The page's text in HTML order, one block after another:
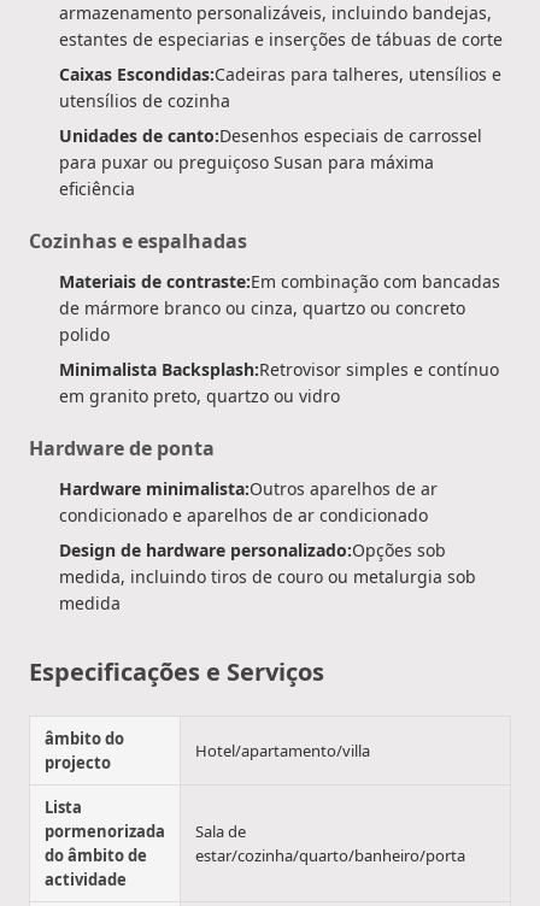
armazenamento personalizáveis, incluindo bandejas,
estantes de especiarias e inserções de tábuas de corte
Caixas Escondidas:Cadeiras para talheres, utensílios e
utensílios de cozinha
Unidades de canto:Desenhos especiais de carrossel
para puxar ou preguiçoso Susan para máxima
eficiência
Cozinhas e espalhadas
Materiais de contraste:Em combinação com bancadas
de mármore branco ou cinza, quartzo ou concreto
polido
Minimalista Backsplash:Retrovisor simples e contínuo
em granito preto, quartzo ou vidro
Hardware de ponta
Hardware minimalista:Outros aparelhos de ar
condicionado e aparelhos de ar condicionado
Design de hardware personalizado:Opções sob
medida, incluindo tiros de couro ou metalurgia sob
medida
Especificações e Serviços
âmbito do
projecto
Hotel/apartamento/villa
Lista
pormenorizada
do âmbito de
actividade
Sala de
estar/cozinha/quarto/banheiro/porta